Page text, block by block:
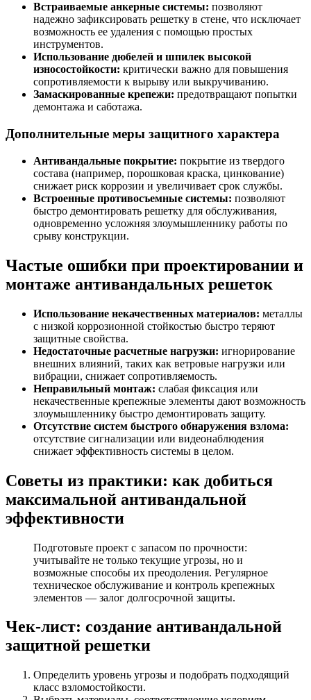
Встраиваемые анкерные системы: позволяют
надежно зафиксировать решетку в стене, что исключает
возможность ее удаления с помощью простых
инструментов.
Использование дюбелей и шпилек высокой
износостойкости: критически важно для повышения
сопротивляемости к вырыву или выкручиванию.
Замаскированные крепежи: предотвращают попытки
демонтажа и саботажа.
Дополнительные меры защитного характера
Антивандальные покрытие: покрытие из твердого
состава (например, порошковая краска, цинкование)
снижает риск коррозии и увеличивает срок службы.
Встроенные противосъемные системы: позволяют
быстро демонтировать решетку для обслуживания,
одновременно усложняя злоумышленнику работы по
срыву конструкции.
Частые ошибки при проектировании и
монтаже антивандальных решеток
Использование некачественных материалов: металлы
с низкой коррозионной стойкостью быстро теряют
защитные свойства.
Недостаточные расчетные нагрузки: игнорирование
внешних влияний, таких как ветровые нагрузки или
вибрации, снижает сопротивляемость.
Неправильный монтаж: слабая фиксация или
некачественные крепежные элементы дают возможность
злоумышленнику быстро демонтировать защиту.
Отсутствие систем быстрого обнаружения взлома:
отсутствие сигнализации или видеонаблюдения
снижает эффективность системы в целом.
Советы из практики: как добиться
максимальной антивандальной
эффективности
Подготовьте проект с запасом по прочности:
учитывайте не только текущие угрозы, но и
возможные способы их преодоления. Регулярное
техническое обслуживание и контроль крепежных
элементов — залог долгосрочной защиты.
Чек-лист: создание антивандальной
защитной решетки
Определить уровень угрозы и подобрать подходящий
класс взломостойкости.